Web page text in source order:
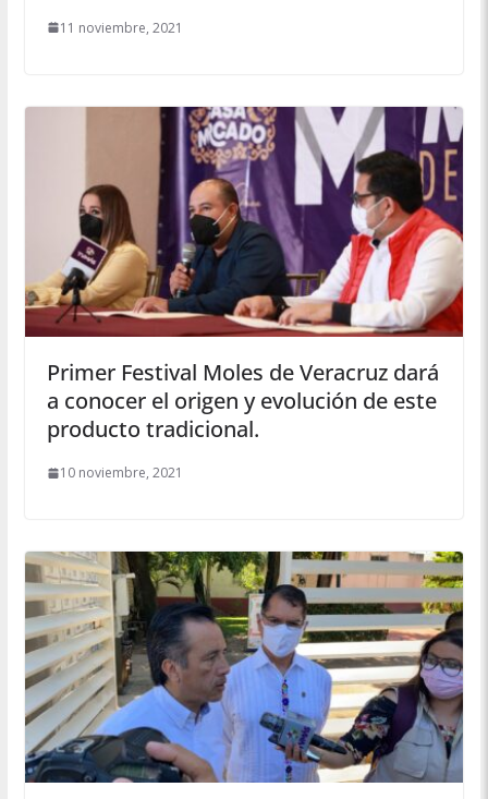
11 noviembre, 2021
Primer Festival Moles de Veracruz dará
a conocer el origen y evolución de este
producto tradicional.
10 noviembre, 2021